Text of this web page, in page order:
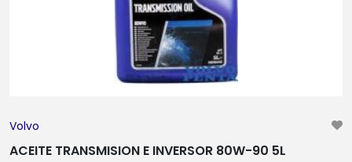
Volvo
ACEITE TRANSMISION E INVERSOR 80W-90 5L